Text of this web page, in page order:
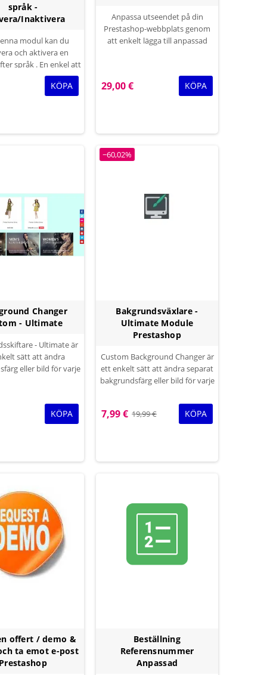
språk -
Inaktivera
modul kan du
och aktivera en
språk . En enkel att
för att inaktivera
specifika produkter
KÖPA
Anpassa utseendet på din
Prestashop-webbplats genom
att enkelt lägga till anpassad
plugin-filer. Detta är perfekt för
att lägga till anpassade CSS-
29,00 € KÖPA
Changer
- Ultimate
- Ultimate är
sätt att ändra
eller bild för varje
reklam skinn
bakgrunds bildspel.
KÖPA
−60,02%
Bakgrundsväxlare -
Ultimate Module
Prestashop
Custom Background Changer är
ett enkelt sätt att ändra separat
bakgrundsfärg eller bild för varje
7,99 € 19,99 € KÖPA
offert / demo &
ta emot e-post
Beställning
Referensnummer
Anpassad